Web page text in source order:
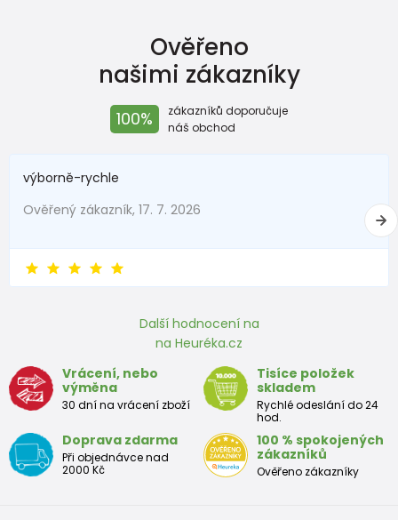
Ověřeno
našimi zákazníky
100%
zákazníků doporučuje
náš obchod
výborně-rychle
Ověřený zákazník, 17. 7. 2026
Další hodnocení na
na Heuréka.cz
Vrácení, nebo
výměna
30 dní na vrácení zboží
Tisíce položek
skladem
Rychlé odeslání do 24
hod.
Doprava zdarma
Při objednávce nad
2000 Kč
100 % spokojených
zákazníků
Ověřeno zákazníky